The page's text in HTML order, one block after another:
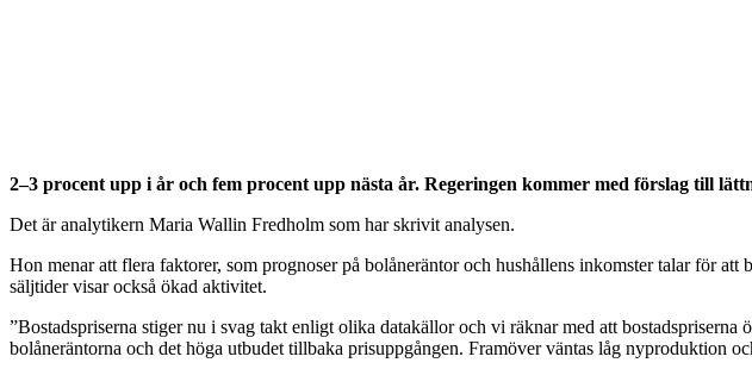
2–3 procent upp i år och fem procent upp nästa år. Regeringen kommer med förslag till
Det är analytikern Maria Wallin Fredholm som har skrivit analysen.
Hon menar att flera faktorer, som prognoser på bolåneräntor och hushållens inkomster talar för
säljtider visar också ökad aktivitet.
”Bostadspriserna stiger nu i svag takt enligt olika datakällor och vi räknar med att
bolåneräntorna och det höga utbudet tillbaka prisuppgången. Framöver väntas låg nyproduktion